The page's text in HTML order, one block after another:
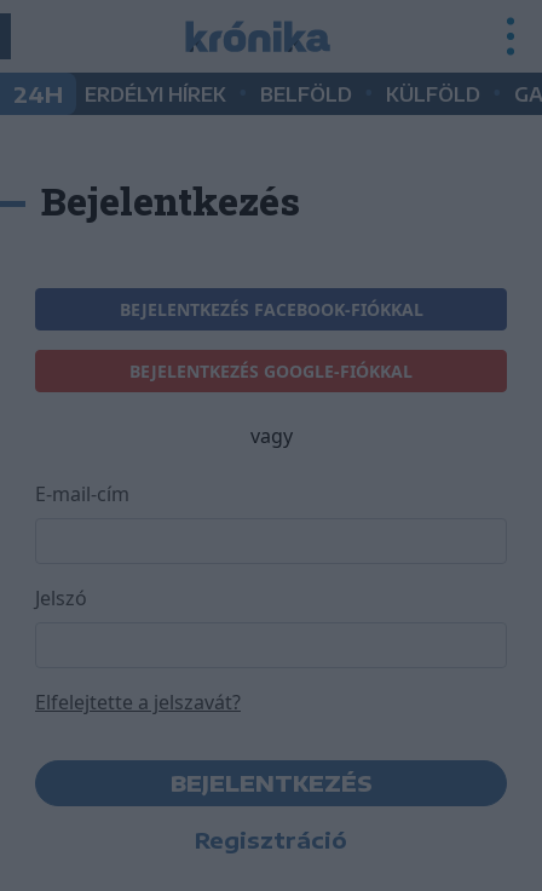
24H ERDÉLYI HÍREK BELFÖLD KÜLFÖLD
Bejelentkezés
BEJELENTKEZÉS FACEBOOK-FIÓKKAL
BEJELENTKEZÉS GOOGLE-FIÓKKAL
vagy
E-mail-cím
Jelszó
Elfelejtette a jelszavát?
BEJELENTKEZÉS
Regisztráció